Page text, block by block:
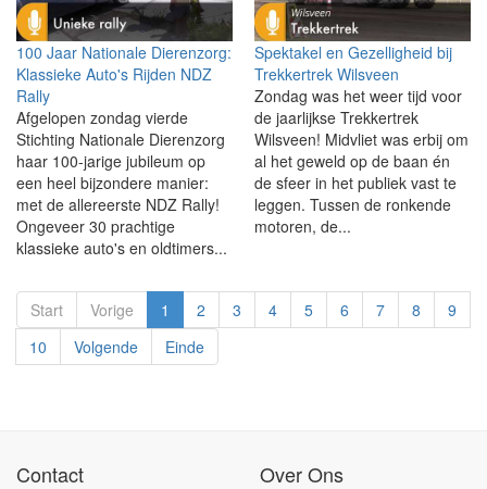
100 Jaar Nationale Dierenzorg:
Klassieke Auto's Rijden NDZ
Rally
Afgelopen zondag vierde
Stichting Nationale Dierenzorg
haar 100-jarige jubileum op
een heel bijzondere manier:
met de allereerste NDZ Rally!
Ongeveer 30 prachtige
klassieke auto's en oldtimers...
Spektakel en Gezelligheid bij
Trekkertrek Wilsveen
Zondag was het weer tijd voor
de jaarlijkse Trekkertrek
Wilsveen! Midvliet was erbij om
al het geweld op de baan én
de sfeer in het publiek vast te
leggen. Tussen de ronkende
motoren, de...
Start Vorige 1 2 3 4 5 6 7 8
9
10
Volgende Einde
Contact Over Ons